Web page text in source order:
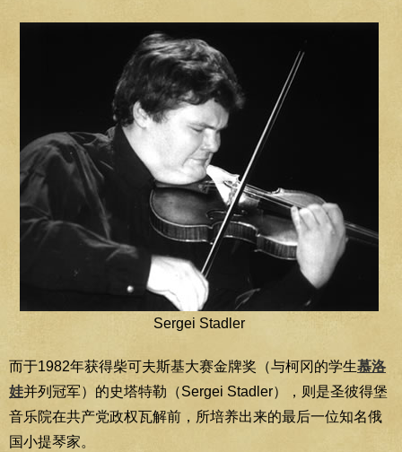
Sergei Stadler
而于1982年获得柴可夫斯基大赛金牌奖（与柯冈的学生慕洛
娃并列冠军）的史塔特勒（Sergei Stadler），则是圣彼得堡
音乐院在共产党政权瓦解前，所培养出来的最后一位知名俄
国小提琴家。